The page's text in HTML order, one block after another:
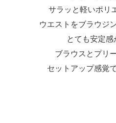
サラッと軽いポリ
ウエストをブラウジ
とても安定感
ブラウスとプリ
セットアップ感覚